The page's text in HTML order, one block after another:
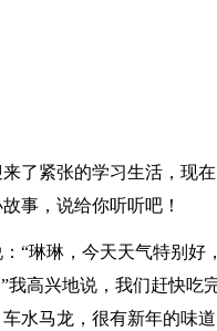
了紧张的学习生活，现
事，说给你听听吧！
“琳琳，今天天气特别好
我高兴地说，我们赶快吃
水马龙，很有新年的味